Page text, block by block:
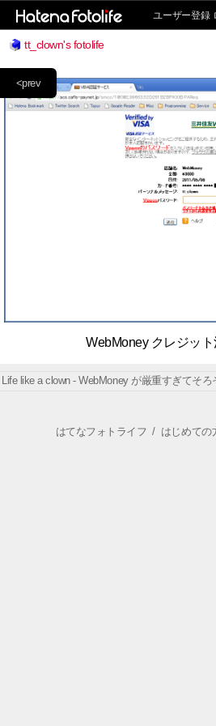
ユーザー登録
tt_clown's fotolife
<prev
WebMoney クレジッ
Life like a clown - WebMoney が厳重すぎてそ
はてなフォトライフ / はじめての